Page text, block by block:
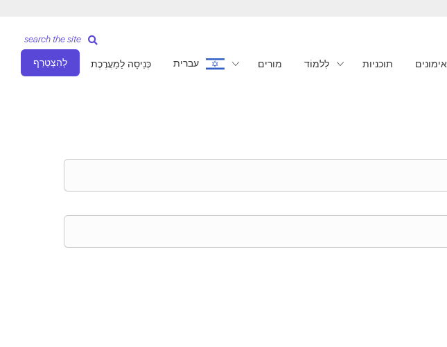
אימונים תוכניות לִלמוֹד מורים עברית כְּנִיסָה לַמַעֲרֶכֶת לְהִצְטַרֵף
search the site